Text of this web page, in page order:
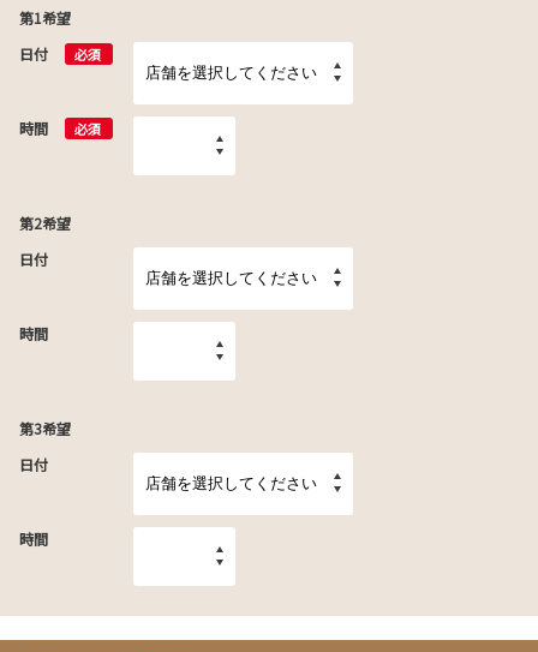
第1希望
日付
必須
時間 必須
第2希望
日付
時間
第3希望
日付
時間